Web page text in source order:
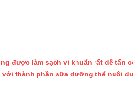
được làm sạch vi khuẩn rất dễ tấn
thành phần sữa dưỡng thể nuôi